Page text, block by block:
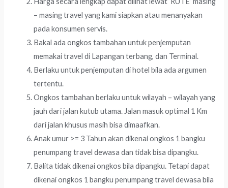
– masing travel yang kami siapkan atau menanyakan
pada konsumen servis.
Bakal ada ongkos tambahan untuk penjemputan
memakai travel di Lapangan terbang, dan Terminal.
Berlaku untuk penjemputan di hotel bila ada argumen
tertentu.
Ongkos tambahan berlaku untuk wilayah – wilayah yang
jauh dari jalan kutub utama. Jalan masuk optimal 1 Km
dari jalan khusus masih bisa dimaafkan.
Anak umur >= 3 Tahun akan dikenai ongkos 1 bangku
penumpang travel dewasa dan tidak bisa dipangku.
Balita tidak dikenai ongkos bila dipangku. Tetapi dapat
dikenai ongkos 1 bangku penumpang travel dewasa bila